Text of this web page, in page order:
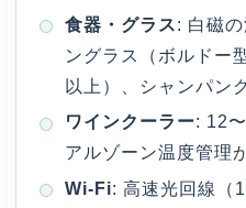
食器・グラス: 白磁
ングラス（ボルドー
以上）、シャンパン
ワインクーラー: 12
アルゾーン温度管理
Wi-Fi: 高速光回線（